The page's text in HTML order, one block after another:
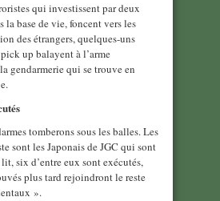
qui investissent par deux
la base de vie, foncent vers les
des étrangers, quelques-uns
up balayent à l’arme
gendarmerie qui se trouve en
tomberons sous les balles. Les
sont les Japonais de JGC qui sont
six d’entre eux sont exécutés,
plus tard rejoindront le reste
».